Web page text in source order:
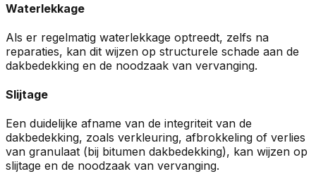
Waterlekkage
Als er regelmatig waterlekkage optreedt, zelfs na
reparaties, kan dit wijzen op structurele schade aan de
dakbedekking en de noodzaak van vervanging.
Slijtage
Een duidelijke afname van de integriteit van de
dakbedekking, zoals verkleuring, afbrokkeling of verlies
van granulaat (bij bitumen dakbedekking), kan wijzen op
slijtage en de noodzaak van vervanging.